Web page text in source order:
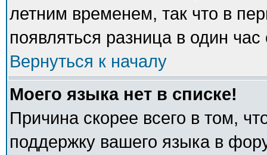
летним временем, так что в
появляться разница в один
Вернуться к началу
Моего языка нет в списке!
Причина скорее всего в том,
поддержку вашего языка в